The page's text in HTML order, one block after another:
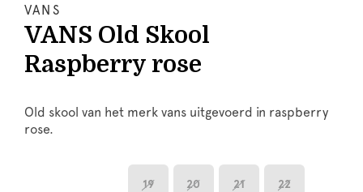
VANS
VANS Old Skool
Raspberry rose
Old skool van het merk vans uitgevoerd in raspberry
rose.
19 20 21 22